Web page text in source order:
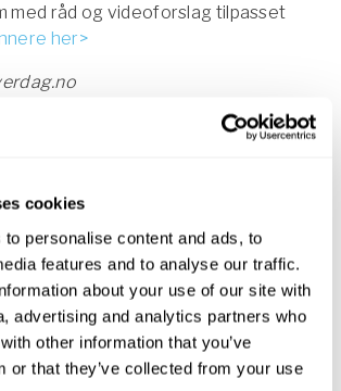
cookies
personalise content and ads, to
features and to analyse our traffic.
about your use of our site with
advertising and analytics partners who
other information that you’ve
or that they’ve collected from your use
med råd og videoforslag tilpasset
her>
FAQ